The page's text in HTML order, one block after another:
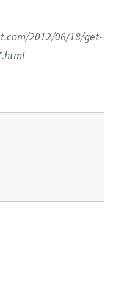
2012/06/18/get-